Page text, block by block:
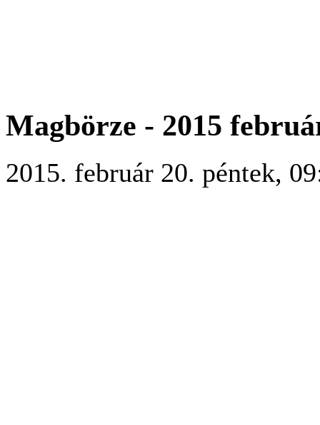
Magbörze - 2015
2015. február 20. péntek,